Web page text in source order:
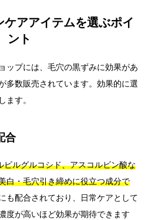
アアイテムを選ぶポイ
ント
ップには、毛穴の黒ずみに効果があ
多数販売されています。効果的に選
ます。
合
ビルグルコシド、アスコルビン酸な
白・毛穴引き締めに役立つ成分で
も配合されており、日常ケアとして
度が高いほど効果が期待できます